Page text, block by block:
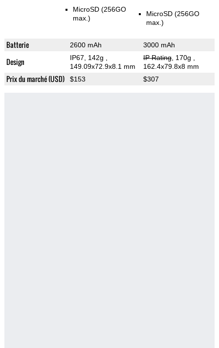
MicroSD (256GO
max.)
MicroSD (256GO
max.)
Batterie 2600 mAh 3000 mAh
Design IP67, 142g
149.09x72.9x8.1 mm
IP Rating, 170g
162.4x79.8x8 mm
Prix du marché (USD) $153 $307